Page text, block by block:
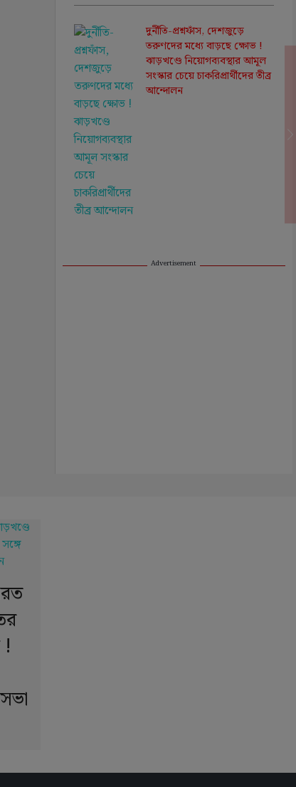
দুর্নীতি-প্রশ্নফাঁস, দেশজুড়ে
তরুণদের মধ্যে বাড়ছে ক্ষোভ !
ঝাড়খণ্ডে নিয়োগব্যবস্থার আমূল
সংস্কার চেয়ে চাকরিপ্রার্থীদের তীব্র
আন্দোলন
Advertisement
!